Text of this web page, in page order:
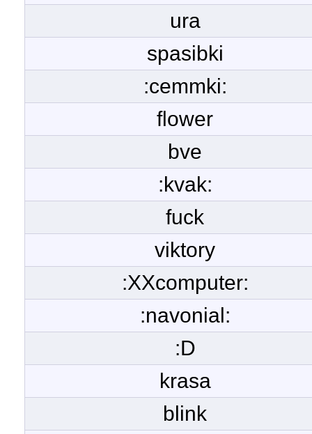
ura
spasibki
:cemmki:
flower
bve
:kvak:
fuck
viktory
:XXcomputer:
:navonial:
:D
krasa
blink